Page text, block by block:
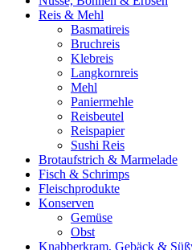
Reis & Mehl
Basmatireis
Bruchreis
Klebreis
Langkornreis
Mehl
Paniermehle
Reisbeutel
Reispapier
Sushi Reis
Brotaufstrich & Marmelade
Fisch & Schrimps
Fleischprodukte
Konserven
Gemüse
Obst
Knabberkram, Gebäck &